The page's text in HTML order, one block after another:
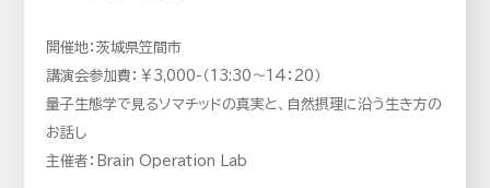
開催地：茨城県笠間市
講演会参加費：￥3,000-（13:30～14：20）
量子生態学で見るソマチッドの真実と、自然摂理に沿う生き方の
お話し
主催者：Brain Operation Lab